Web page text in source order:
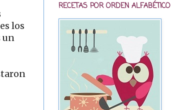
los
un
RECETAS POR ORDEN ALFABÉTICO